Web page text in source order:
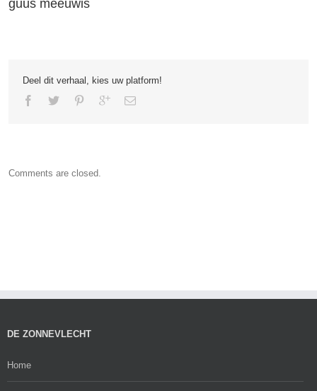
guus meeuwis
Deel dit verhaal, kies uw platform!
Comments are closed.
DE ZONNEVLECHT
Home